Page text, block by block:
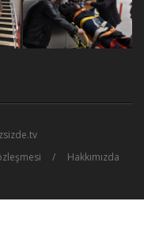
Hakkımızda